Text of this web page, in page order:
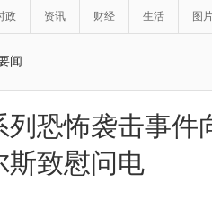
政 资讯 财经 生活 图
闻
恐怖袭击事件
斯致慰问电